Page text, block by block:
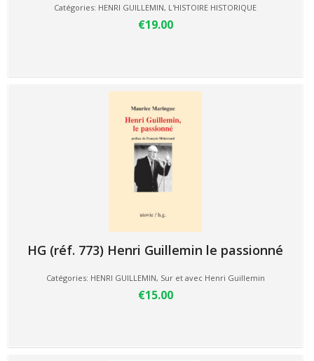
Catégories: HENRI GUILLEMIN, L'HISTOIRE HISTORIQUE
€19.00
HG (réf. 773) Henri Guillemin le passionné
Catégories: HENRI GUILLEMIN, Sur et avec Henri Guillemin
€15.00